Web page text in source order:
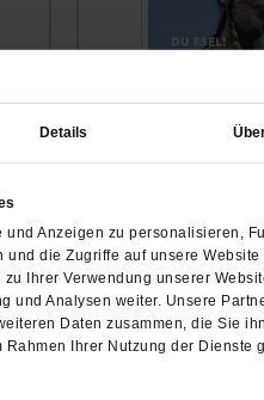
Details
Anzeigen zu personalisieren,
die Zugriffe auf unsere
Ihrer Verwendung unserer
und Analysen weiter. Unsere
Daten zusammen, die Sie
Ihrer Nutzung der Dienste
Würdigung eines
Menschenfreundes...
12.00
9.50 €